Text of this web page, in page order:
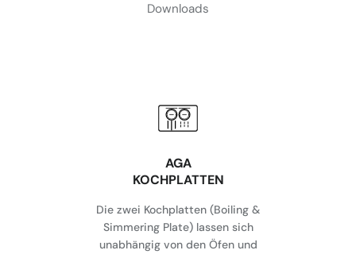
Downloads
AGA
KOCHPLATTEN
Die zwei Kochplatten (Boiling &
Simmering Plate) lassen sich
unabhängig von den Öfen und